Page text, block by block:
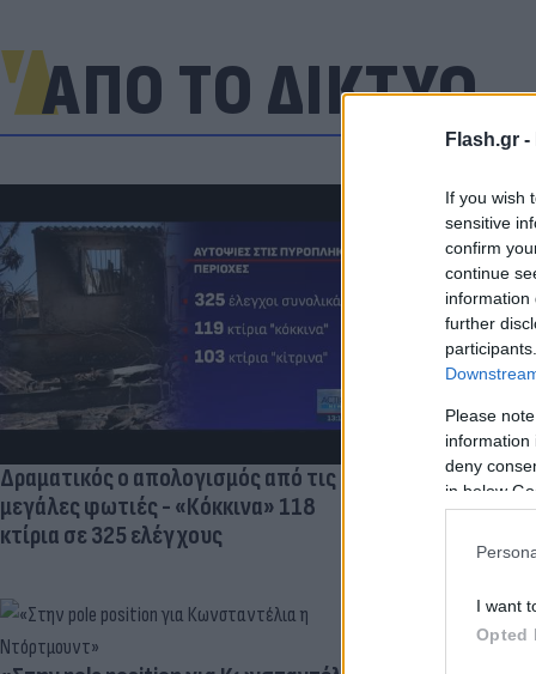
Flash.gr -
If you wish
sensitive
confirm
continue
information
further
Please
information
deny
in below
I want
Opted
ΑΠΟ ΤΟ ΔΙΚΤΥΟ
Δραματικός ο απολογισμός από τις
μεγάλες φωτιές - «Κόκκινα» 118
κτίρια σε 325 ελέγχους
Σαλάχ -
της